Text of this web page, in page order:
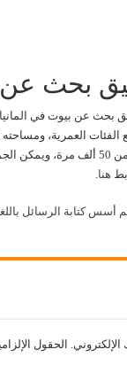
بحث عن
بحث عن بيوت في المانيا
ومساحته فقط 12 ميغا بايت، و تقييمه 4.0
وبلغت مرات تنزيله أكثر
هنا
أسس كتابة الرسائل باللغة
الحقول